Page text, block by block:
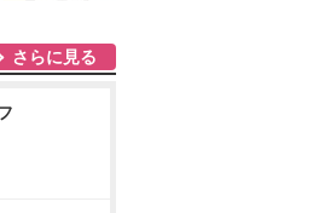
さらに見る